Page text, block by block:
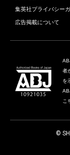
集英社プライバシー
広告掲載について
者
を
こ
©